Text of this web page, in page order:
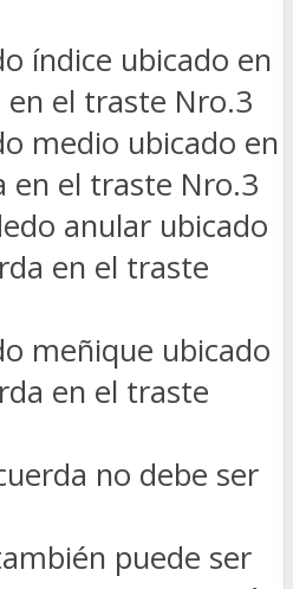
índice ubicado en
en el traste Nro.3
medio ubicado en
en el traste Nro.3
anular ubicado
en el traste
meñique ubicado
en el traste
no debe ser
puede ser